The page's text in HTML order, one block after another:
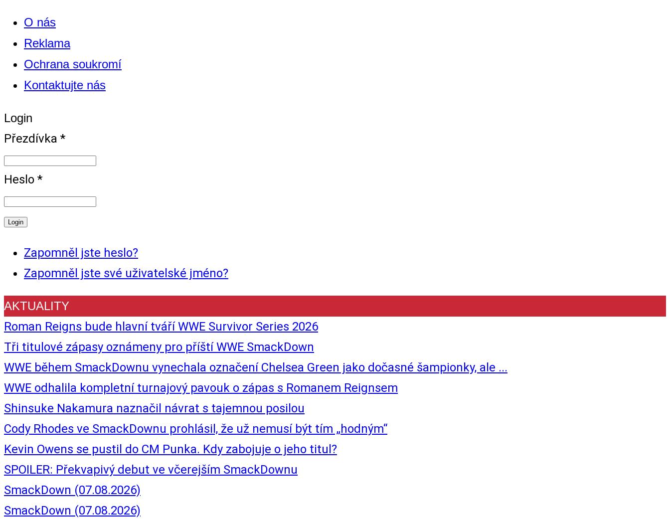
O nás
Reklama
Ochrana soukromí
Kontaktujte nás
Login
Přezdívka *
Heslo *
Zapomněl jste heslo?
Zapomněl jste své uživatelské jméno?
AKTUALITY
Roman Reigns bude hlavní tváří WWE Survivor Series 2026
Tři titulové zápasy oznámeny pro příští WWE SmackDown
WWE během SmackDownu vynechala označení Chelsea Green jako dočasné šampionky, ale ...
WWE odhalila kompletní turnajový pavouk o zápas s Romanem Reignsem
Shinsuke Nakamura naznačil návrat s tajemnou posilou
Cody Rhodes ve SmackDownu prohlásil, že už nemusí být tím „hodným“
Kevin Owens se pustil do CM Punka. Kdy zabojuje o jeho titul?
SPOILER: Překvapivý debut ve včerejším SmackDownu
SmackDown (07.08.2026)
SmackDown (07.08.2026)